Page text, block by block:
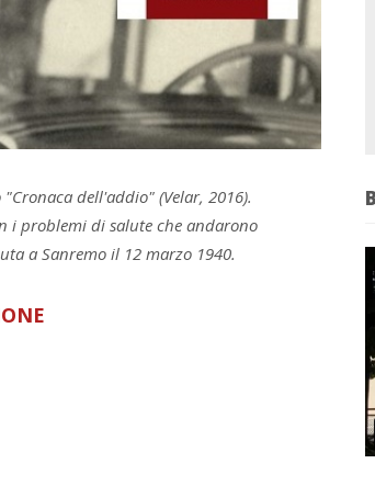
dell'addio" (Velar, 2016).
i problemi di salute che andarono
a Sanremo il 12 marzo 1940.